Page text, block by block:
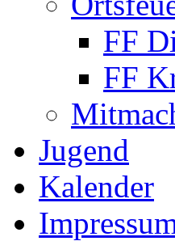
FF
FF
Jugend
Kalender